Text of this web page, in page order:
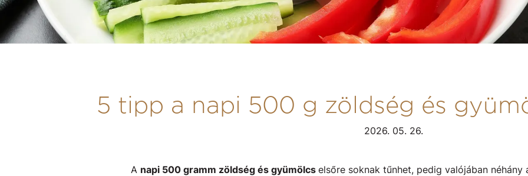
5 tipp a napi 500 g zöldség és
2026. 05. 26.
A napi 500 gramm zöldség és gyümölcs elsőre soknak tűnhet, pedig valójában néhány